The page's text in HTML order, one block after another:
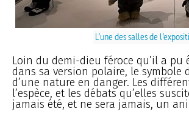
L’une des salles de
Loin du demi-dieu féroce qu’il a pu
dans sa version polaire, le symbole
d’une nature en danger. Les
l’espèce, et les débats qu’elles
jamais été, et ne sera jamais, un